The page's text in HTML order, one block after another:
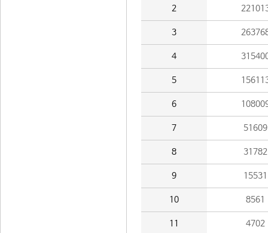
2
3
4
5
6
7 51609
8 31782
9 15531
10 8561
11 4702